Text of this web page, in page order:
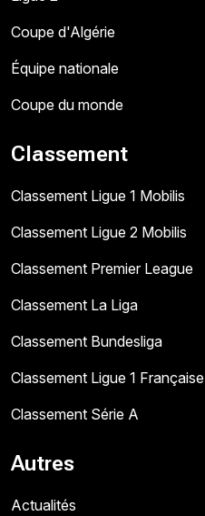
Coupe d'Algérie
Équipe nationale
Coupe du monde
Classement
Classement Ligue 1 Mobilis
Classement Ligue 2 Mobilis
Classement Premier League
Classement La Liga
Classement Bundesliga
Classement Ligue 1 Française
Classement Série A
Autres
Actualités